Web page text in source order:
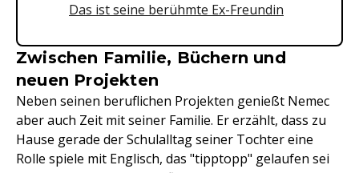
Das ist seine berühmte Ex-Freundin
Zwischen Familie, Büchern und
neuen Projekten
Neben seinen beruflichen Projekten genießt Nemec
aber auch Zeit mit seiner Familie. Er erzählt, dass zu
Hause gerade der Schulalltag seiner Tochter eine
Rolle spiele mit Englisch, das "tipptopp" gelaufen sei